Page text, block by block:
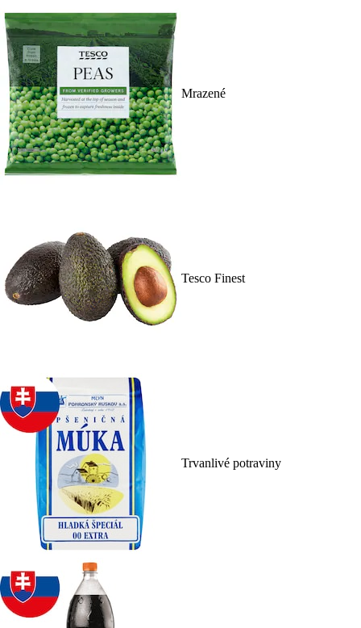
Mrazené
Tesco Finest
Trvanlivé potraviny